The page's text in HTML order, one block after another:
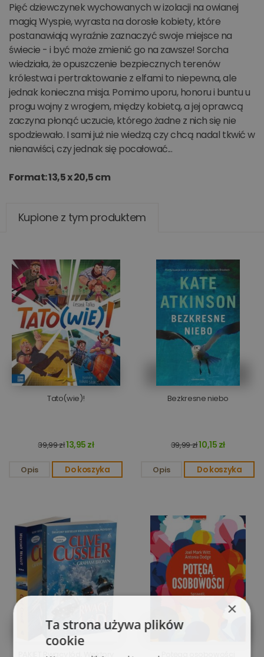
Pięć dziewczynek wychowanych w izolacji na owianej
magią Wyspie, wyrasta na dorosłe kobiety, które
postanawiają wyraźnie zaznaczyć swoje miejsce na
świecie - i być może zmienić go na zawsze! Sorcha
wiedziała, że opuszczenie bezpiecznych terenów
królestwa i pertraktowanie z elfami to niepewna, ale
jednak konieczna misja. Pomimo uporu, honoru i buntu u
progu wojny z wrogiem, między kobietą, a jej oprawcą
zaczyna płonąć uczucie, którego żadne z nich się nie
spodziewało. I sami już nie wiedzą czy chcą nadal tkwić w
nienawiści, czy jednak się pocałować...
Format: 13,5 x 20,5 cm
Kupione z tym produktem
Tato(wie)!
39,99 zł13,95 zł
Opis Do koszyka
Bezkresne niebo
39,99 zł10,15 zł
Opis Do koszyka
PAKIET Rwący lód, Wektory
×
Ta strona używa plików
cookie